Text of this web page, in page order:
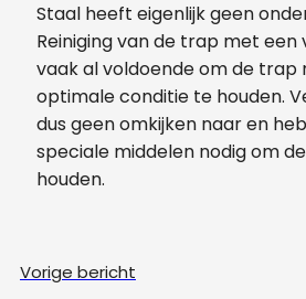
Staal heeft eigenlijk geen
Reiniging van de trap met een
vaak al voldoende om de trap
optimale conditie te houden.
dus geen omkijken naar en
speciale middelen nodig om
houden.
Vorige bericht